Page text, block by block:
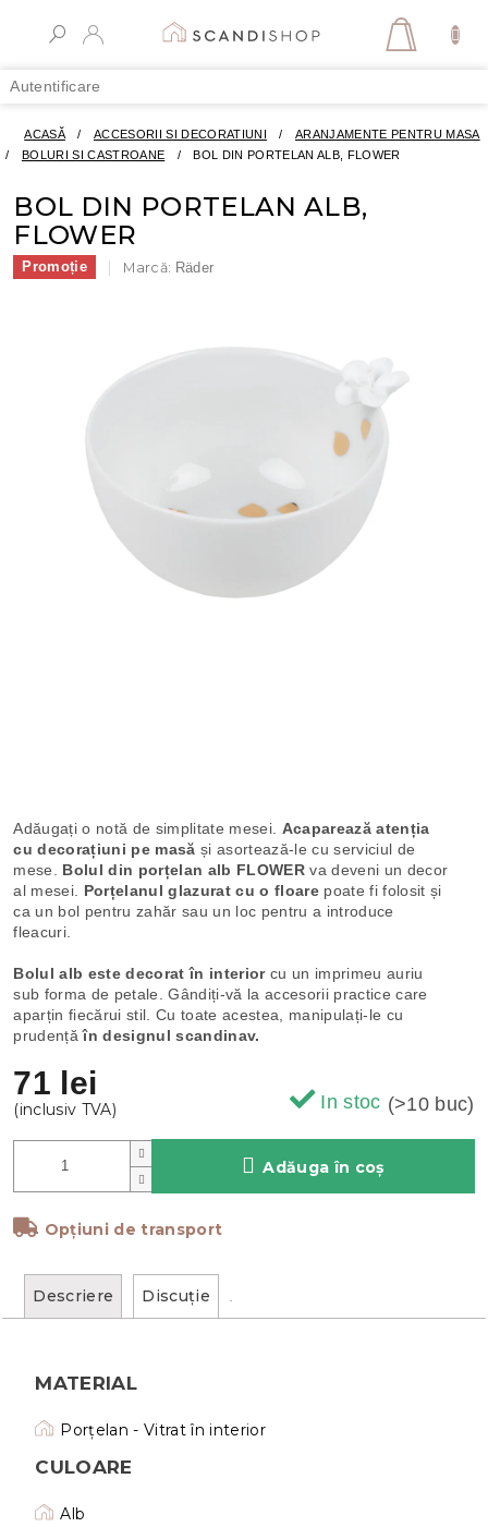
conținut
Autentificare
COŞ
ACASĂ / ACCESORII SI DECORATIUNI /
ARANJAMENTE PENTRU MASA
/
BOLURI SI CASTROANE / BOL DIN PORTELAN ALB, FLOWER
BOL DIN PORTELAN ALB,
FLOWER
Promoție Marcă: Räder
71 lei
In stoc (>10 buc)
Opțiuni de transport
Adăuga în coş
Adăugați o notă de simplitate mesei. Acaparează atenția
cu decorațiuni pe masă și asortează-le cu serviciul de
mese. Bolul din porțelan alb FLOWERva deveni un decor
al mesei. Porțelanul glazurat cu o floarepoate fi folosit și
ca un bol pentru zahăr sau un loc pentru a introduce
fleacuri.
Bolul alb este decorat în interiorcu un imprimeu auriu
sub forma de petale. Gândiți-vă la accesorii practice care
aparțin fiecărui stil. Cu toate acestea, manipulați-le cu
prudențăîn designul scandinav.
Descriere Discuţie
MATERIAL
Porțelan - Vitrat în interior
CULOARE
Alb